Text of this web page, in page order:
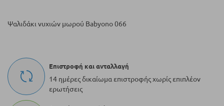
Ψαλιδάκι νυχιών μωρού Babyono 066
Επιστροφή και ανταλλαγή
14 ημέρες δικαίωμα επιστροφής χωρίς επιπλέον
ερωτήσεις